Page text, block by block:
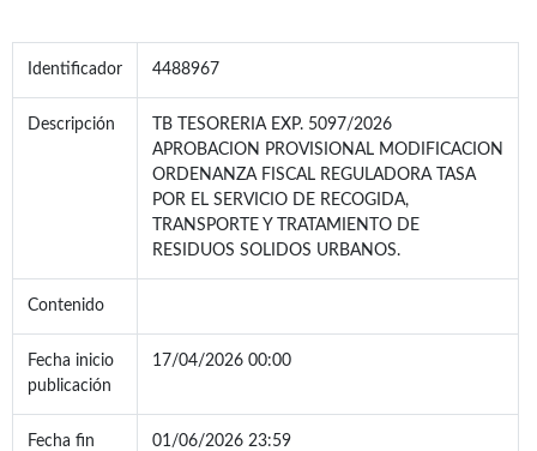
Identificador 4488967
Descripción
TB TESORERIA EXP. 5097/2026
APROBACION PROVISIONAL MODIFICACION
ORDENANZA FISCAL REGULADORA TASA
POR EL SERVICIO DE RECOGIDA,
TRANSPORTE Y TRATAMIENTO DE
RESIDUOS SOLIDOS URBANOS.
Contenido
Fecha inicio
publicación
17/04/2026 00:00
Fecha fin
01/06/2026 23:59